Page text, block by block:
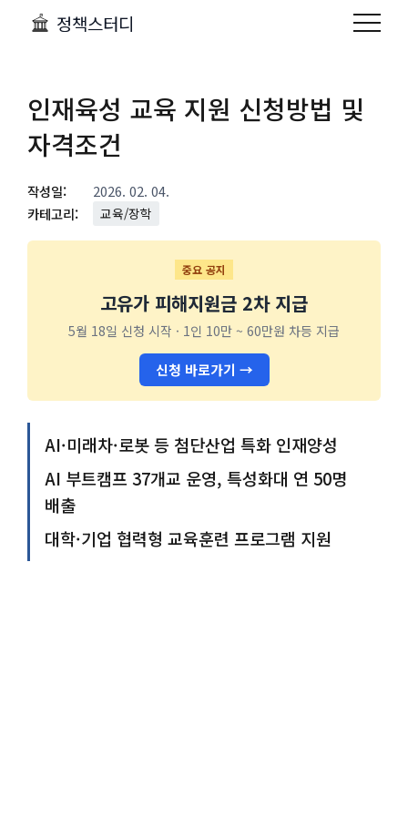
정책스터디
인재육성 교육 지원 신청방법 및
자격조건
작성일:
2026. 02. 04.
카테고리:
교육/장학
중요 공지
고유가 피해지원금 2차 지급
5월 18일 신청 시작 · 1인 10만 ~ 60만원 차등 지급
신청 바로가기 →
AI·미래차·로봇 등 첨단산업 특화 인재양성
AI 부트캠프 37개교 운영, 특성화대 연 50명
배출
대학·기업 협력형 교육훈련 프로그램 지원